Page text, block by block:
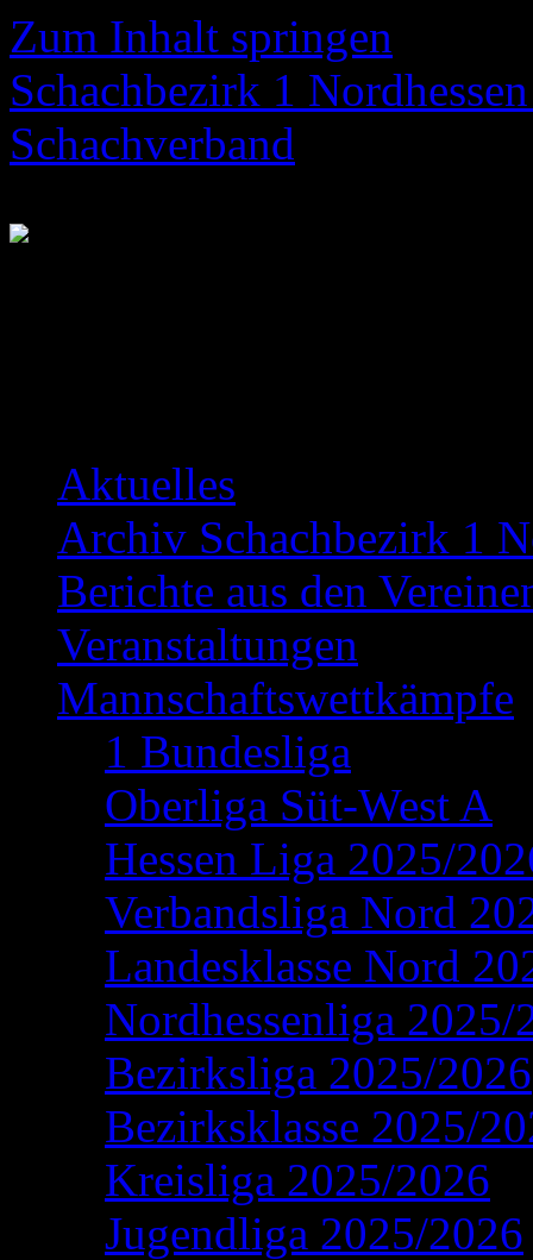
Zum Inhalt springen
Schachbezirk 1
Schachverband
Aktuelles
Archiv Schachbezirk 1
Berichte aus den
Veranstaltungen
Mannschaftswettkämpfe
1 Bundesliga
Oberliga Süt-West A
Hessen Liga 2025/
Verbandsliga Nord
Landesklasse Nord
Nordhessenliga 2025/
Bezirksliga 2025/2026
Bezirksklasse 2025/
Kreisliga 2025/2026
Jugendliga 2025/2026